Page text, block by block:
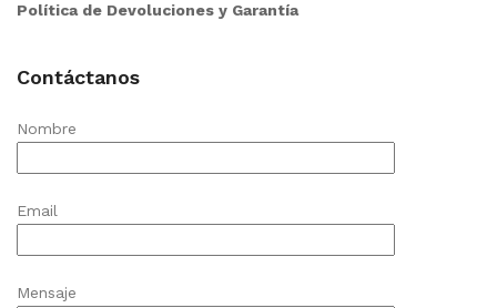
Política de Devoluciones y Garantía
Contáctanos
Nombre
Email
Mensaje